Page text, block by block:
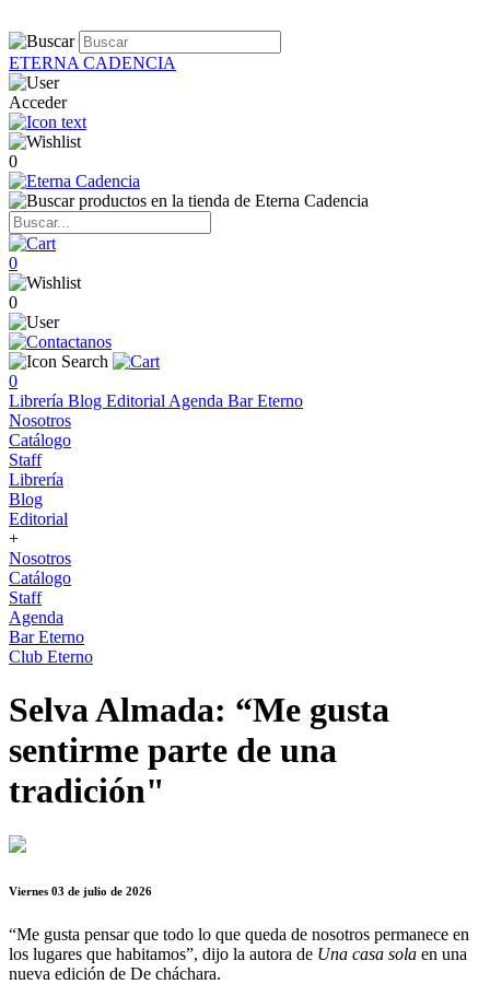
ETERNA CADENCIA
Acceder
0
0
0
0
Librería Blog Editorial Agenda Bar Eterno
Nosotros
Catálogo
Staff
Librería
Blog
Editorial
+
Nosotros
Catálogo
Staff
Agenda
Bar Eterno
Club Eterno
Selva Almada: “Me gusta
sentirme parte de una
tradición"
Viernes 03 de julio de 2026
“Me gusta pensar que todo lo que queda de nosotros permanece en
los lugares que habitamos”, dijo la autora de Una casa sola en una
nueva edición de De cháchara.